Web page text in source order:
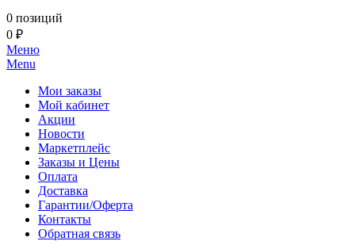
0 позиций
0 ₽
Меню
Menu
Мои заказы
Мой кабинет
Акции
Новости
Маркетплейс
Заказы и Цены
Оплата
Доставка
Гарантии/Оферта
Контакты
Обратная связь